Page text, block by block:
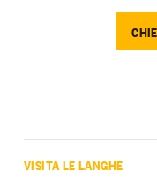
VISITA LE LANGHE